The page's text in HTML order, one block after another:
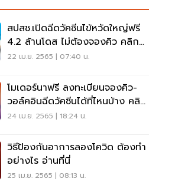
สปสช.เปิดฉีดวัคซีนไข้หวัดใหญ่ฟรี
4.2 ล้านโดส ไม่ต้องจองคิว คลิกที่
นี่
22 เม.ย. 2565 | 07:40 น.
โมเดอร์นาฟรี ลงทะเบียนจองคิว-
วอล์คอินฉีดวัคซีนได้ที่ไหนบ้าง คลิก
ที่นี่
24 เม.ย. 2565 | 18:24 น.
วิธีป้องกันอาการลองโควิด ต้องทำ
อย่างไร อ่านที่นี่
25 เม.ย. 2565 | 08:13 น.